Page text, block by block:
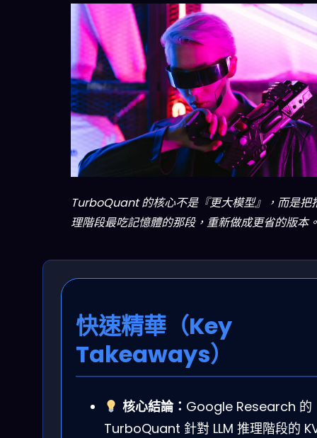
TurboQuant 的核心不是『更大模型』，而是把
理階段最吃記憶體的那段，重新做成更省的版本
快速精華（Key
Takeaways）
核心結論： Google Research 的
TurboQuant 針對 LLM 推理階段的